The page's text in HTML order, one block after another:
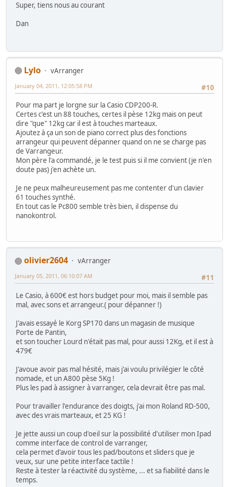
Super, tiens nous au courant
Dan
Lylo
vArranger
#10
January 04, 2011, 12:05:58 PM
Pour ma part je lorgne sur la Casio CDP200-R.
Certes c'est un 88 touches, certes il pèse 12kg mais on peut
dire "que" 12kg car il est à touches marteaux.
Ajoutez à ça un son de piano correct plus des fonctions
arrangeur qui peuvent dépanner quand on ne se charge pas
de Varrangeur.
Mon père l'a commandé, je le test puis si il me convient (je n'en
doute pas) j'en achète un.
Je ne peux malheureusement pas me contenter d'un clavier
61 touches synthé.
En tout cas le Pc800 semble très bien, il dispense du
nanokontrol.
olivier2604
vArranger
#11
January 05, 2011, 06:10:07 AM
Le Casio, à 600€ est hors budget pour moi, mais il semble pas
mal, avec sons et arrangeur.( pour dépanner !)
J'avais essayé le Korg SP170 dans un magasin de musique
Porte de Pantin,
et son toucher Lourd n'était pas mal, pour aussi 12Kg, et il est à
479€
J'avoue avoir pas mal hésité, mais j'ai voulu privilégier le côté
nomade, et un A800 pèse 5Kg !
Plus les pad à assigner à varranger, cela devrait être pas mal.
Pour travailler l'endurance des doigts, j'ai mon Roland RD-500,
avec des vrais marteaux, et 25 KG !
Je jette aussi un coup d'oeil sur la possibilité d'utiliser mon Ipad
comme interface de control de varranger,
cela permet d'avoir tous les pad/boutons et sliders que je
veux, sur une petite interface tactile !
Reste à tester la réactivité du système, ... et sa fiabilité dans le
temps.